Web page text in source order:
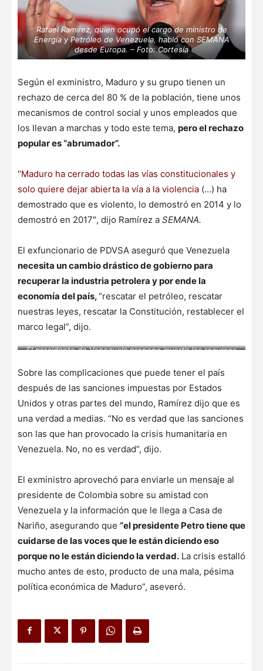
Rafael Ramírez, quien ocupó el cargo de ministro de
Energía y Petróleo de Venezuela, habló con SEMANA
desde Europa. – Foto: Cortesía
Según el exministro, Maduro y su grupo tienen un
rechazo de cerca del 80 % de la población, tiene unos
mecanismos de control social y unos empleados que
los llevan a marchas y todo este tema, pero el rechazo
popular es “abrumador”.
“Maduro ha cerrado todas las vías constitucionales y
solo quiere dejar abierta la vía a la violencia (…) ha
demostrado que es violento, lo demostró en 2014 y lo
demostró en 2017″, dijo Ramírez a SEMANA.
El exfuncionario de PDVSA aseguró que Venezuela
necesita un cambio drástico de gobierno para
recuperar la industria petrolera y por ende la
economía del país,“rescatar el petróleo, rescatar
nuestras leyes, rescatar la Constitución, restablecer el
marco legal”, dijo.
El presidente de Venezuela propone invertir los recursos
Sobre las complicaciones que puede tener el país
después de las sanciones impuestas por Estados
Unidos y otras partes del mundo, Ramírez dijo que es
una verdad a medias. “No es verdad que las sanciones
son las que han provocado la crisis humanitaria en
Venezuela. No, no es verdad”, dijo.
El exministro aprovechó para enviarle un mensaje al
presidente de Colombia sobre su amistad con
Venezuela y la información que le llega a Casa de
Nariño, asegurando que “el presidente Petro tiene que
cuidarse de las voces que le están diciendo eso
porque no le están diciendo la verdad. La crisis estalló
mucho antes de esto, producto de una mala, pésima
política económica de Maduro”, aseveró.